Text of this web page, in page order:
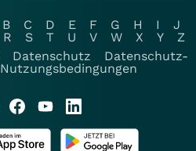
B C D E F G H I
J
R S T U V W X Y
Z
Datenschutz
Datenschutz-
Nutzungsbedingungen